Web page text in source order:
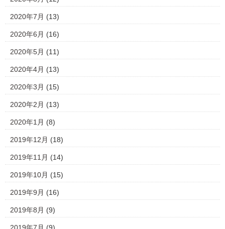
2020年7月 (13)
2020年6月 (16)
2020年5月 (11)
2020年4月 (13)
2020年3月 (15)
2020年2月 (13)
2020年1月 (8)
2019年12月 (18)
2019年11月 (14)
2019年10月 (15)
2019年9月 (16)
2019年8月 (9)